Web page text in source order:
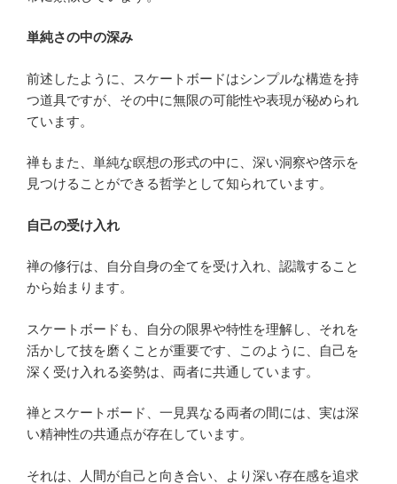
単純さの中の深み
前述したように、スケートボードはシンプルな構造を持
つ道具ですが、その中に無限の可能性や表現が秘められ
ています。
禅もまた、単純な瞑想の形式の中に、深い洞察や啓示を
見つけることができる哲学として知られています。
自己の受け入れ
禅の修行は、自分自身の全てを受け入れ、認識すること
から始まります。
スケートボードも、自分の限界や特性を理解し、それを
活かして技を磨くことが重要です、このように、自己を
深く受け入れる姿勢は、両者に共通しています。
禅とスケートボード、一見異なる両者の間には、実は深
い精神性の共通点が存在しています。
それは、人間が自己と向き合い、より深い存在感を追求